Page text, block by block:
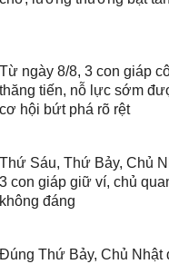
Từ ngày 8/8, 3 con giáp
thăng tiến, nỗ lực sớm
cơ hội bứt phá rõ rệt
Thứ Sáu, Thứ Bảy, Chủ
3 con giáp giữ ví, chủ
không đáng
Đúng Thứ Bảy, Chủ Nhật